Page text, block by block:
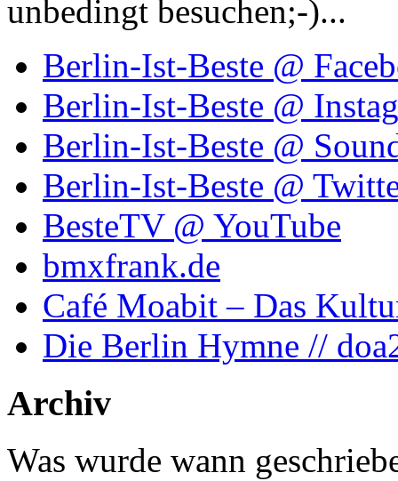
unbedingt besuchen;-)...
Berlin-Ist-Beste @
Berlin-Ist-Beste @
Berlin-Ist-Beste @
Berlin-Ist-Beste @
BesteTV @ YouTube
bmxfrank.de
Café Moabit – Das
Die Berlin Hymne //
Archiv
Was wurde wann